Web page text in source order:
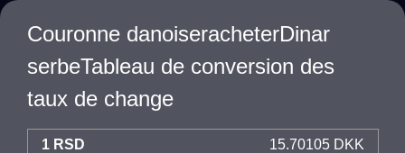
Couronne danoiseracheterDinar
serbeTableau de conversion des
taux de change
1 RSD 15.70105 DKK